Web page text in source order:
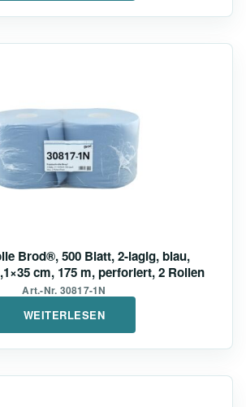
Brod®, 500 Blatt, 2-lagig, blau,
cm, 175 m, perforiert, 2 Rollen
Art.-Nr. 30817-1N
WEITERLESEN